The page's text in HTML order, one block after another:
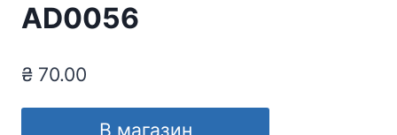
AD0056
₴ 70.00
В магазин